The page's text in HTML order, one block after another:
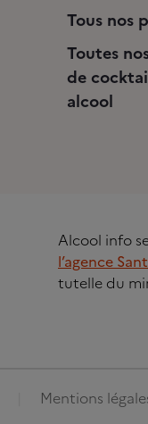
Tous nos
Toutes
de
alcool
Alcool info
l’agence
tutelle du
Mentions